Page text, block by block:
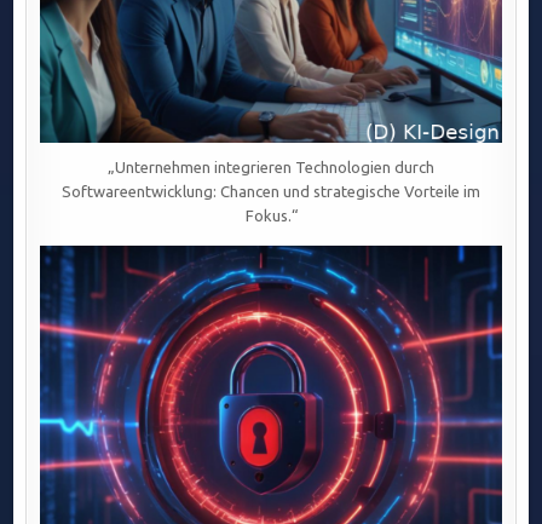
„Unternehmen integrieren Technologien durch
Softwareentwicklung: Chancen und strategische Vorteile im
Fokus.“